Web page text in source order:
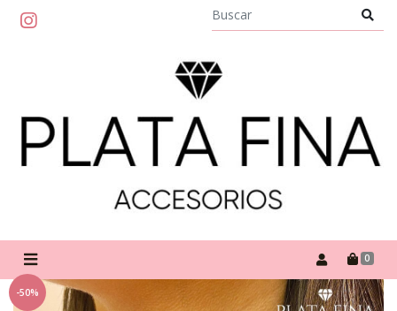
0
-50%